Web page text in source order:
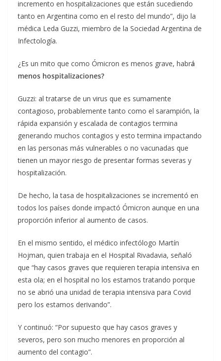
incremento en hospitalizaciones que están sucediendo
tanto en Argentina como en el resto del mundo”, dijo la
médica Leda Guzzi, miembro de la Sociedad Argentina de
Infectología.
¿Es un mito que como Ómicron es menos grave, habrá
menos hospitalizaciones?
Guzzi: al tratarse de un virus que es sumamente
contagioso, probablemente tanto como el sarampión, la
rápida expansión y escalada de contagios termina
generando muchos contagios y esto termina impactando
en las personas más vulnerables o no vacunadas que
tienen un mayor riesgo de presentar formas severas y
hospitalización.
De hecho, la tasa de hospitalizaciones se incrementó en
todos los países donde impactó Ómicron aunque en una
proporción inferior al aumento de casos.
En el mismo sentido, el médico infectólogo Martín
Hojman, quien trabaja en el Hospital Rivadavia, señaló
que “hay casos graves que requieren terapia intensiva en
esta ola; en el hospital no los estamos tratando porque
no se abrió una unidad de terapia intensiva para Covid
pero los estamos derivando”.
Y continuó: “Por supuesto que hay casos graves y
severos, pero son mucho menores en proporción al
aumento del contagio”.